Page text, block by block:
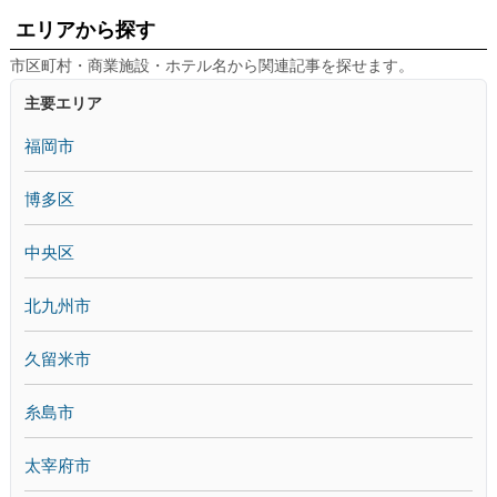
エリアから探す
市区町村・商業施設・ホテル名から関連記事を探せます。
主要エリア
福岡市
博多区
中央区
北九州市
久留米市
糸島市
太宰府市